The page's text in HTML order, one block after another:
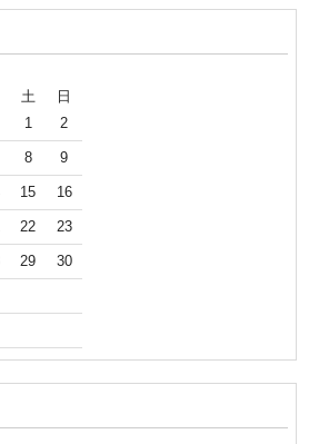
土 日
1 2
8 9
15 16
22 23
29 30